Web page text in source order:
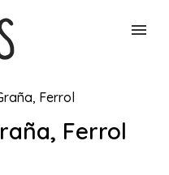
Ferrol
Ferrol